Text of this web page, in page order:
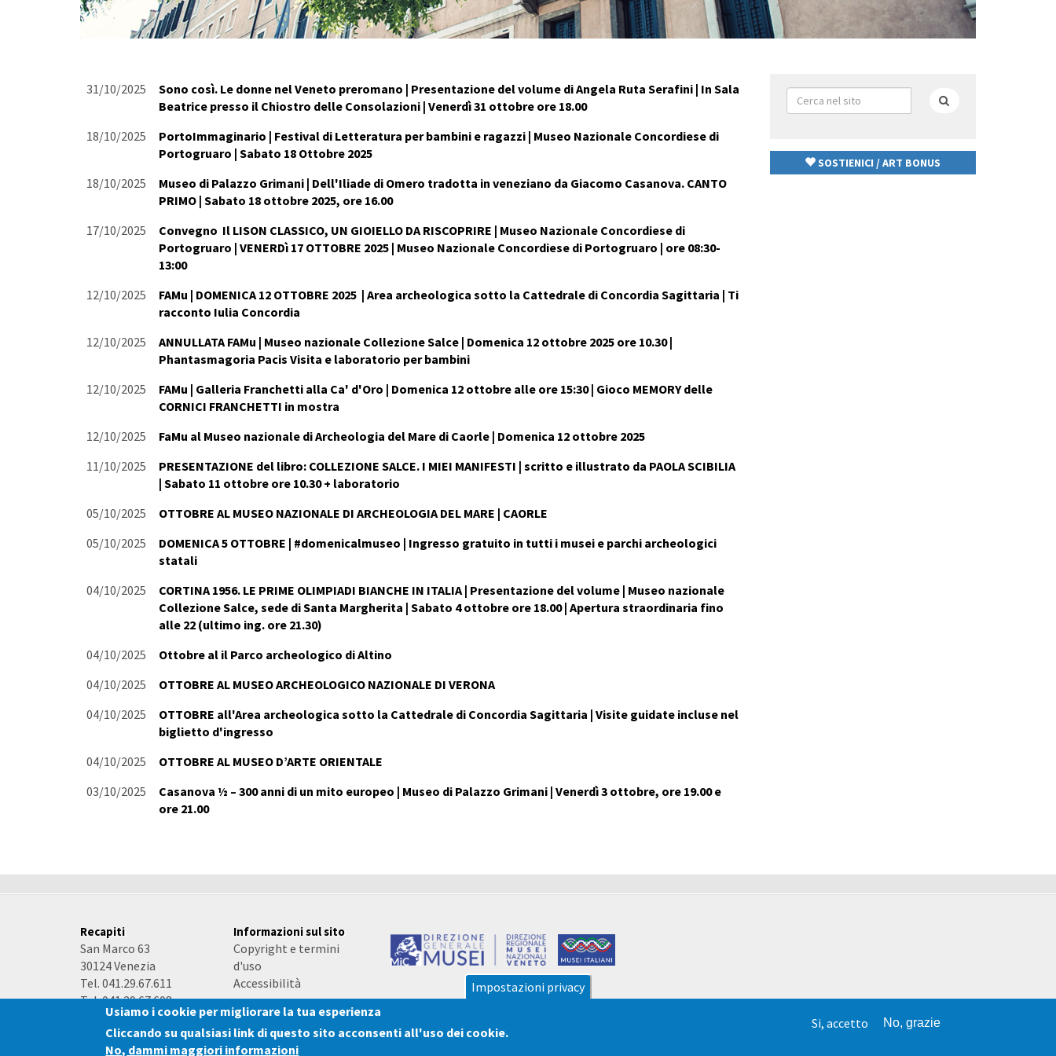
Impostazioni privacy
Usiamo i cookie per migliorare la tua esperienza
Cliccando su qualsiasi link di questo sito acconsenti all'uso dei cookie.
No, dammi maggiori informazioni
Si, accetto No, grazie
31/10/2025
Sono così. Le donne nel Veneto preromano | Presentazione del volume di Angela Ruta Serafini | In Sala
Beatrice presso il Chiostro delle Consolazioni | Venerdì 31 ottobre ore 18.00
18/10/2025
PortoImmaginario | Festival di Letteratura per bambini e ragazzi | Museo Nazionale Concordiese di
Portogruaro | Sabato 18 Ottobre 2025
18/10/2025
Museo di Palazzo Grimani | Dell'Iliade di Omero tradotta in veneziano da Giacomo Casanova. CANTO
PRIMO | Sabato 18 ottobre 2025, ore 16.00
17/10/2025
Convegno Il LISON CLASSICO, UN GIOIELLO DA RISCOPRIRE | Museo Nazionale Concordiese di
Portogruaro | VENERDì 17 OTTOBRE 2025 | Museo Nazionale Concordiese di Portogruaro | ore 08:30-
13:00
12/10/2025
FAMu | DOMENICA 12 OTTOBRE 2025 | Area archeologica sotto la Cattedrale di Concordia Sagittaria | Ti
racconto Iulia Concordia
12/10/2025
ANNULLATA FAMu | Museo nazionale Collezione Salce | Domenica 12 ottobre 2025 ore 10.30 |
Phantasmagoria Pacis Visita e laboratorio per bambini
12/10/2025
FAMu | Galleria Franchetti alla Ca' d'Oro | Domenica 12 ottobre alle ore 15:30 | Gioco MEMORY delle
CORNICI FRANCHETTI in mostra
12/10/2025
FaMu al Museo nazionale di Archeologia del Mare di Caorle | Domenica 12 ottobre 2025
11/10/2025
PRESENTAZIONE del libro: COLLEZIONE SALCE. I MIEI MANIFESTI | scritto e illustrato da PAOLA SCIBILIA
| Sabato 11 ottobre ore 10.30 + laboratorio
05/10/2025
OTTOBRE AL MUSEO NAZIONALE DI ARCHEOLOGIA DEL MARE | CAORLE
05/10/2025
DOMENICA 5 OTTOBRE | #domenicalmuseo | Ingresso gratuito in tutti i musei e parchi archeologici
statali
04/10/2025
CORTINA 1956. LE PRIME OLIMPIADI BIANCHE IN ITALIA | Presentazione del volume | Museo nazionale
Collezione Salce, sede di Santa Margherita | Sabato 4 ottobre ore 18.00 | Apertura straordinaria fino
alle 22 (ultimo ing. ore 21.30)
04/10/2025
Ottobre al il Parco archeologico di Altino
04/10/2025
OTTOBRE AL MUSEO ARCHEOLOGICO NAZIONALE DI VERONA
04/10/2025
OTTOBRE all'Area archeologica sotto la Cattedrale di Concordia Sagittaria | Visite guidate incluse nel
biglietto d'ingresso
04/10/2025
OTTOBRE AL MUSEO D’ARTE ORIENTALE
03/10/2025
Casanova ½ – 300 anni di un mito europeo | Museo di Palazzo Grimani | Venerdì 3 ottobre, ore 19.00 e
ore 21.00
Form
di
SOSTIENICI / ART BONUS
Recapiti
San Marco 63
30124 Venezia
Tel. 041.29.67.611
Tel. 041.29.67.608
e-mail-
Informazioni sul sito
Copyright e termini
d'uso
Accessibilità